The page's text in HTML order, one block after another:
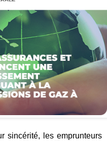
sincérité, les emprunteurs